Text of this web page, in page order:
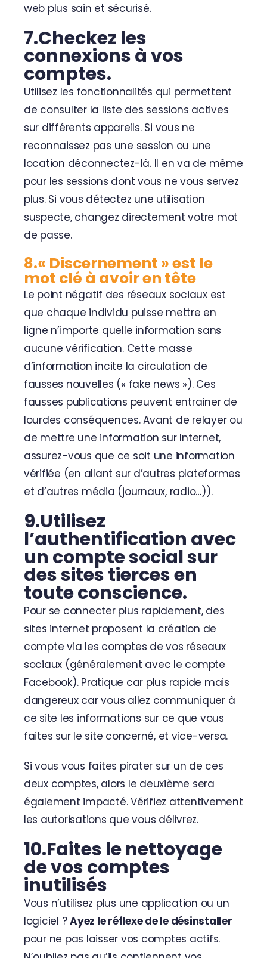
web plus sain et sécurisé.
7.Checkez les
connexions à vos
comptes.
Utilisez les fonctionnalités qui permettent
de consulter la liste des sessions actives
sur différents appareils. Si vous ne
reconnaissez pas une session ou une
location déconnectez-là. Il en va de même
pour les sessions dont vous ne vous servez
plus. Si vous détectez une utilisation
suspecte, changez directement votre mot
de passe.
8.« Discernement » est le
mot clé à avoir en tête
Le point négatif des réseaux sociaux est
que chaque individu puisse mettre en
ligne n’importe quelle information sans
aucune vérification. Cette masse
d’information incite la circulation de
fausses nouvelles (« fake news »). Ces
fausses publications peuvent entrainer de
lourdes conséquences. Avant de relayer ou
de mettre une information sur Internet,
assurez-vous que ce soit une information
vérifiée (en allant sur d’autres plateformes
et d’autres média (journaux, radio…)).
9.Utilisez
l’authentification avec
un compte social sur
des sites tierces en
toute conscience.
Pour se connecter plus rapidement, des
sites internet proposent la création de
compte via les comptes de vos réseaux
sociaux (généralement avec le compte
Facebook). Pratique car plus rapide mais
dangereux car vous allez communiquer à
ce site les informations sur ce que vous
faites sur le site concerné, et vice-versa.
Si vous vous faites pirater sur un de ces
deux comptes, alors le deuxième sera
également impacté. Vérifiez attentivement
les autorisations que vous délivrez.
10.Faites le nettoyage
de vos comptes
inutilisés
Vous n’utilisez plus une application ou un
logiciel ?Ayez le réflexe de le désinstaller
pour ne pas laisser vos comptes actifs.